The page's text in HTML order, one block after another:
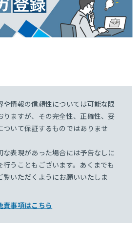
情報の信頼性については可能な限
りますが、その完全性、正確性、妥
ついて保証するものではありませ
な表現があった場合には予告なしに
うこともございます。あくまでも
覧いただくようにお願いいたしま
責事項はこちら